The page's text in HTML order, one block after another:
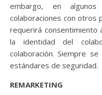
embargo, en
colaboraciones con otros
requerirá consentimiento
la identidad del
colaboración. Siempre
estándares de seguridad.
REMARKETING